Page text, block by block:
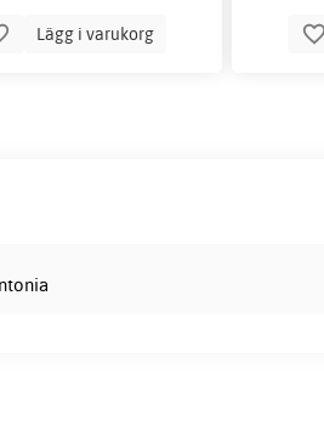
Lägg i varukorg